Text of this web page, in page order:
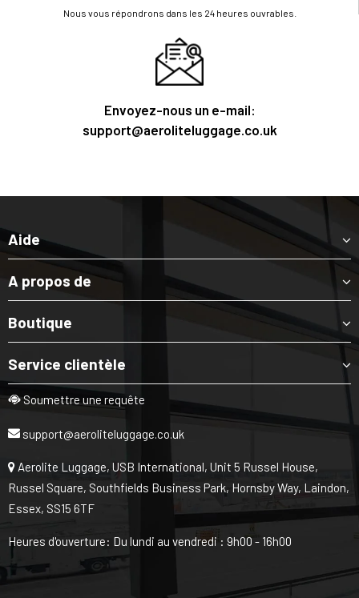
Nous vous répondrons dans les 24 heures ouvrables.
Envoyez-nous un e-mail:
support@aeroliteluggage.co.uk
Aide
A propos de
Boutique
Service clientèle
Soumettre une requête
support@aeroliteluggage.co.uk
Aerolite Luggage, USB International, Unit 5 Russel House,
Russel Square, Southfields Business Park, Hornsby Way, Laindon,
Essex, SS15 6TF
Heures d'ouverture: Du lundi au vendredi : 9h00 - 16h00